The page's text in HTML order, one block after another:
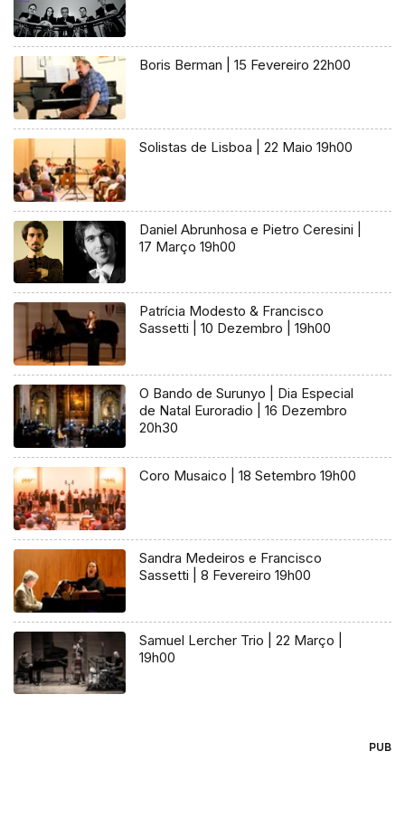
Boris Berman | 15 Fevereiro 22h00
Solistas de Lisboa | 22 Maio 19h00
Daniel Abrunhosa e Pietro Ceresini |
17 Março 19h00
Patrícia Modesto & Francisco
Sassetti | 10 Dezembro | 19h00
O Bando de Surunyo | Dia Especial
de Natal Euroradio | 16 Dezembro
20h30
Coro Musaico | 18 Setembro 19h00
Sandra Medeiros e Francisco
Sassetti | 8 Fevereiro 19h00
Samuel Lercher Trio | 22 Março |
19h00
PUB